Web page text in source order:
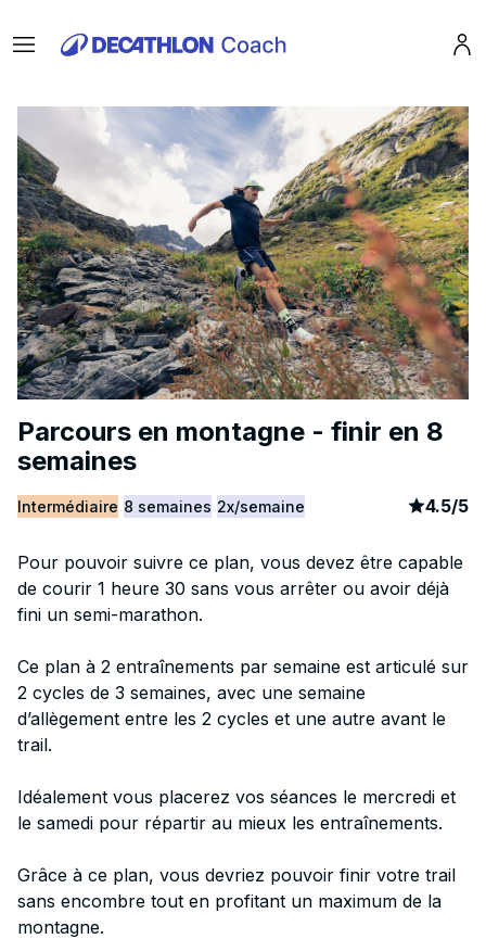
Menu
Parcours en montagne - finir en 8
semaines
Intermédiaire 8 semaines 2x/semaine article
4.5/521
Pour pouvoir suivre ce plan, vous devez être capable
de courir 1 heure 30 sans vous arrêter ou avoir déjà
fini un semi-marathon.
Ce plan à 2 entraînements par semaine est articulé sur
2 cycles de 3 semaines, avec une semaine
d’allègement entre les 2 cycles et une autre avant le
trail.
Idéalement vous placerez vos séances le mercredi et
le samedi pour répartir au mieux les entraînements.
Grâce à ce plan, vous devriez pouvoir finir votre trail
sans encombre tout en profitant un maximum de la
montagne.